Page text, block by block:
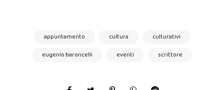
appuntamento cultura
culturativi
eugenio baroncelli
eventi scrittore